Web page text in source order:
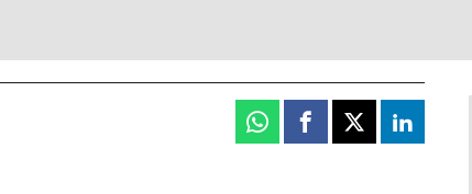
Whatsapp
Facebook
X Linkedin